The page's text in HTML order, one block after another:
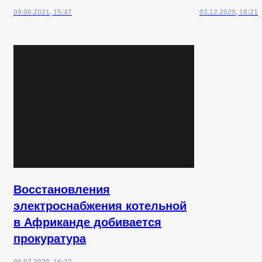
09.06.2021, 15:47 03.12.2020, 18:21
Восстановления
электроснабжения котельной
в Африканде добивается
прокуратура